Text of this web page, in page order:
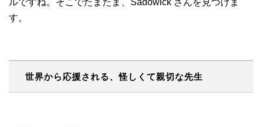
す。
世界から応援される、怪しくて親切な先生